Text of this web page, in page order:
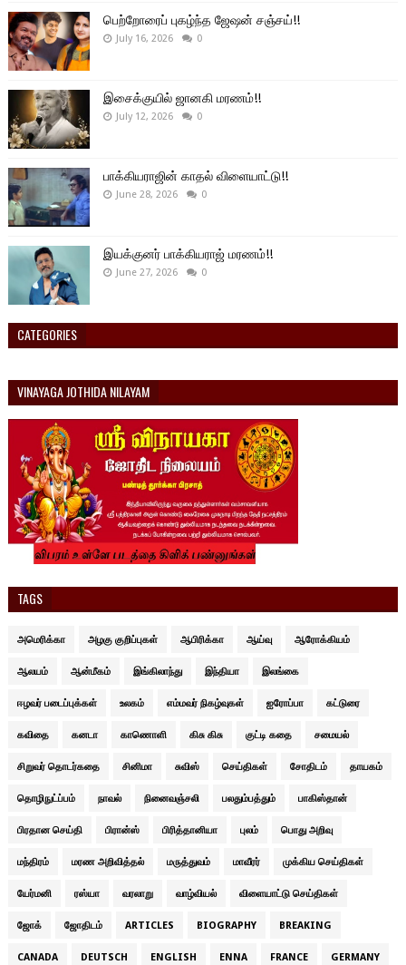
பெற்றோரைப் புகழ்ந்த ஜேஷன் சஞ்சய்!!
July 16, 2026 0
இசைக்குயில் ஜானகி மரணம்!!
July 12, 2026 0
பாக்கியராஜின் காதல் விளையாட்டு!!
June 28, 2026 0
இயக்குனர் பாக்கியராஜ் மரணம்!!
June 27, 2026 0
CATEGORIES
VINAYAGA JOTHIDA NILAYAM
TAGS
அமெரிக்கா அழகு குறிப்புகள் ஆபிரிக்கா ஆய்வு ஆரோக்கியம்
ஆலயம் ஆன்மீகம் இங்கிலாந்து இந்தியா இலங்கை
ஈழவர் படைப்புக்கள் உலகம் எம்மவர் நிகழ்வுகள் ஐரோப்பா கட்டுரை
கவிதை கனடா காணொளி கிசு கிசு குட்டி கதை சமையல்
சிறுவர் தொடர்கதை சினிமா சுவிஸ் செய்திகள் சோதிடம் தாயகம்
தொழிநுட்ப்பம் நாவல் நினைவஞ்சலி பலதும்பத்தும் பாகிஸ்தான்
பிரதான செய்தி பிரான்ஸ் பிரித்தானியா புலம் பொது அறிவு
மந்திரம் மரண அறிவித்தல் மருத்துவம் மாவீரர் முக்கிய செய்திகள்
யேர்மனி ரஸ்யா வரலாறு வாழ்வியல் விளையாட்டு செய்திகள்
ஜோக் ஜோதிடம் ARTICLES BIOGRAPHY BREAKING
CANADA DEUTSCH ENGLISH ENNA FRANCE GERMANY